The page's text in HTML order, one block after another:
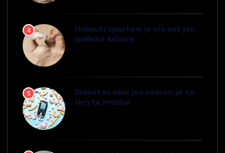
4
Hubnutí sportem je víc než jen
spálené kalorie
5
Diabetes není jen nemoc, je to
skrytá hrozba